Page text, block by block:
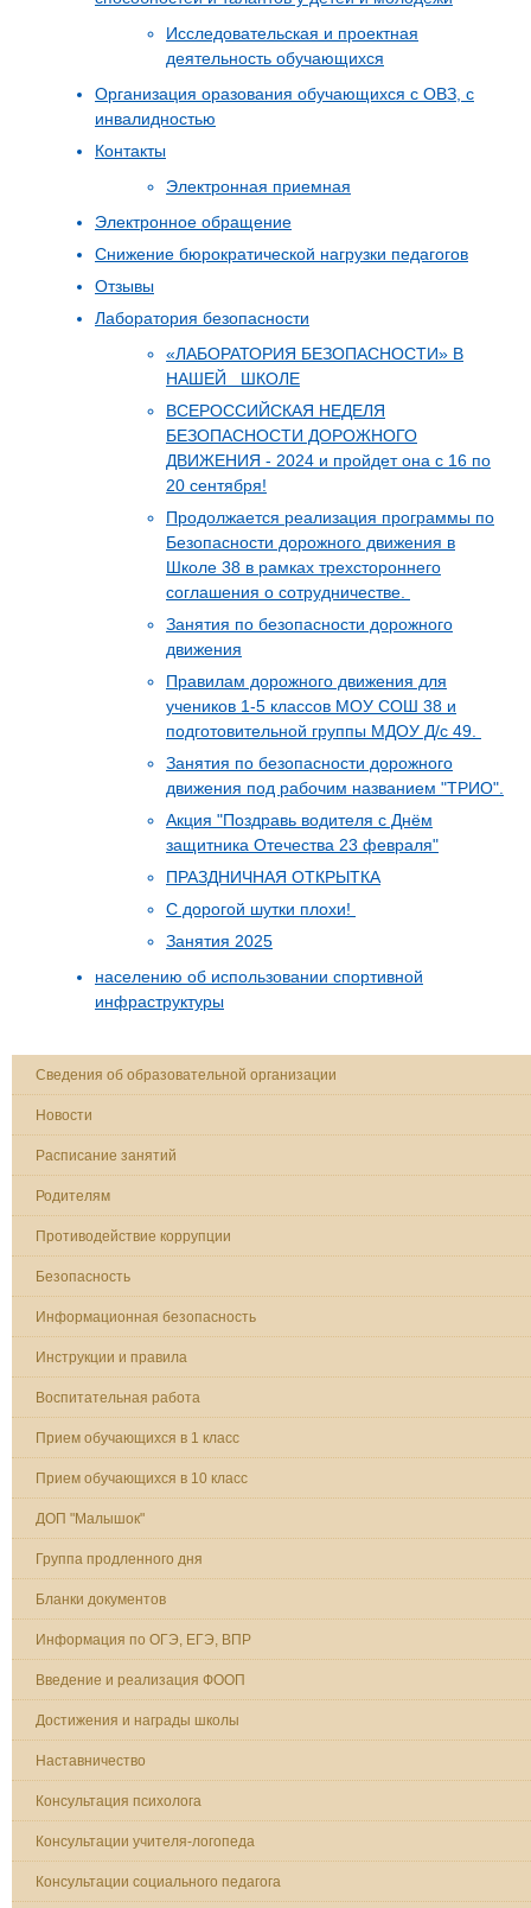
Исследовательская и проектная
деятельность обучающихся
Организация оразования обучающихся с ОВЗ, с
инвалидностью
Контакты
Электронная приемная
Электронное обращение
Снижение бюрократической нагрузки педагогов
Отзывы
Лаборатория безопасности
«ЛАБОРАТОРИЯ БЕЗОПАСНОСТИ» В
НАШЕЙ ШКОЛЕ
ВСЕРОССИЙСКАЯ НЕДЕЛЯ
БЕЗОПАСНОСТИ ДОРОЖНОГО
ДВИЖЕНИЯ - 2024 и пройдет она с 16 по
20 сентября!
Продолжается реализация программы по
Безопасности дорожного движения в
Школе 38 в рамках трехстороннего
соглашения о сотрудничестве.
Занятия по безопасности дорожного
движения
Правилам дорожного движения для
учеников 1-5 классов МОУ СОШ 38 и
подготовительной группы МДОУ Д/с 49.
Занятия по безопасности дорожного
движения под рабочим названием "ТРИО".
Акция "Поздравь водителя с Днём
защитника Отечества 23 февраля"
ПРАЗДНИЧНАЯ ОТКРЫТКА
С дорогой шутки плохи!
Занятия 2025
населению об использовании спортивной
инфраструктуры
Сведения об образовательной организации
Новости
Расписание занятий
Родителям
Противодействие коррупции
Безопасность
Информационная безопасность
Инструкции и правила
Воспитательная работа
Прием обучающихся в 1 класс
Прием обучающихся в 10 класс
ДОП "Малышок"
Группа продленного дня
Бланки документов
Информация по ОГЭ, ЕГЭ, ВПР
Введение и реализация ФООП
Достижения и награды школы
Наставничество
Консультация психолога
Консультации учителя-логопеда
Консультации социального педагога